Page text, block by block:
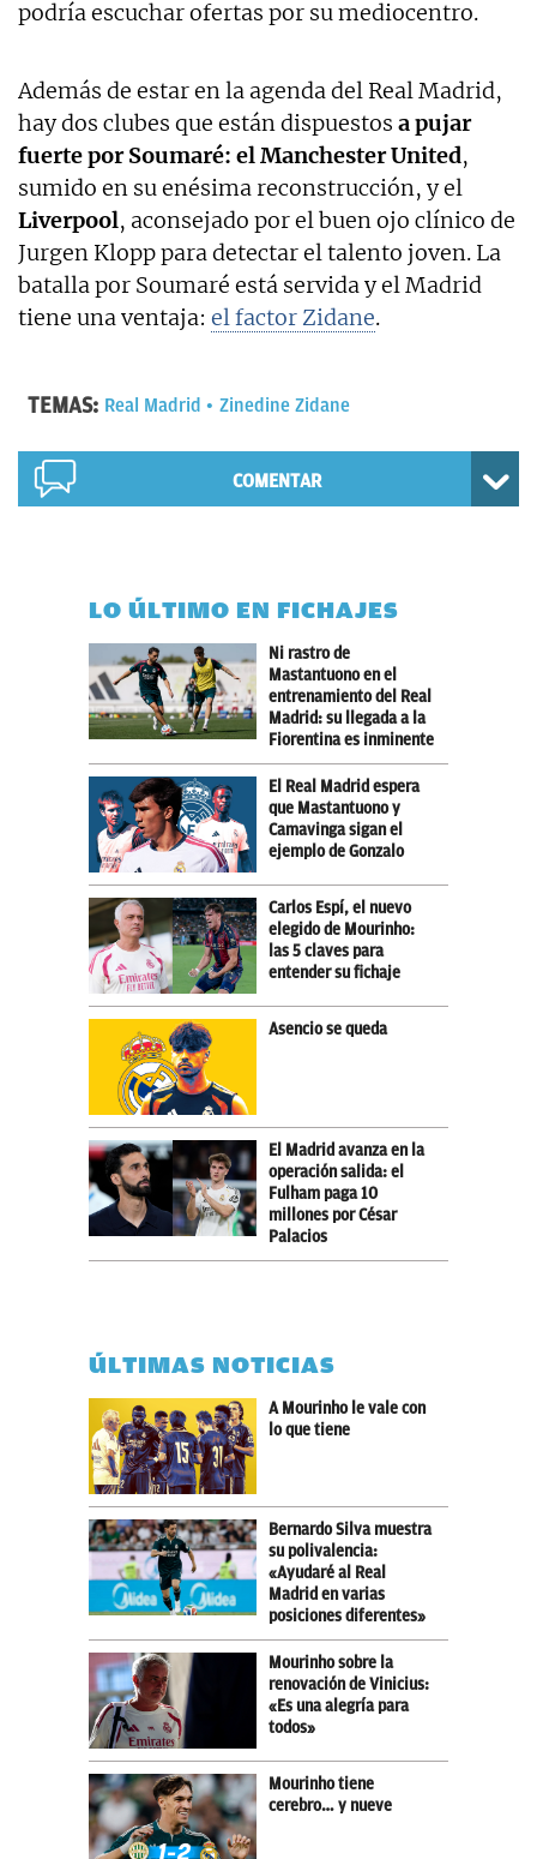
podría escuchar ofertas por su mediocentro.
Además de estar en la agenda del Real Madrid,
hay dos clubes que están dispuestos a pujar
fuerte por Soumaré: el Manchester United,
sumido en su enésima reconstrucción, y el
Liverpool, aconsejado por el buen ojo clínico de
Jurgen Klopp para detectar el talento joven. La
batalla por Soumaré está servida y el Madrid
tiene una ventaja: el factor Zidane.
TEMAS: Real Madrid Zinedine Zidane
COMENTAR
LO ÚLTIMO EN FICHAJES
Ni rastro de
Mastantuono en el
entrenamiento del Real
Madrid: su llegada a la
Fiorentina es inminente
El Real Madrid espera
que Mastantuono y
Camavinga sigan el
ejemplo de Gonzalo
Carlos Espí, el nuevo
elegido de Mourinho:
las 5 claves para
entender su fichaje
Asencio se queda
El Madrid avanza en la
operación salida: el
Fulham paga 10
millones por César
Palacios
ÚLTIMAS NOTICIAS
A Mourinho le vale con
lo que tiene
Bernardo Silva muestra
su polivalencia:
«Ayudaré al Real
Madrid en varias
posiciones diferentes»
Mourinho sobre la
renovación de Vinicius:
«Es una alegría para
todos»
Mourinho tiene
cerebro… y nueve